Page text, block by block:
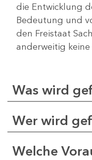
die Entwicklung
Bedeutung und
den Freistaat
anderweitig
Was wird
Wer wird
Welche